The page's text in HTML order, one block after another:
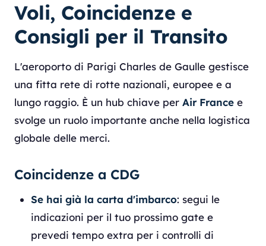
Voli, Coincidenze e
Consigli per il Transito
L'aeroporto di Parigi Charles de Gaulle gestisce
una fitta rete di rotte nazionali, europee e a
lungo raggio. È un hub chiave per Air France e
svolge un ruolo importante anche nella logistica
globale delle merci.
Coincidenze a CDG
Se hai già la carta d'imbarco: segui le
indicazioni per il tuo prossimo gate e
prevedi tempo extra per i controlli di